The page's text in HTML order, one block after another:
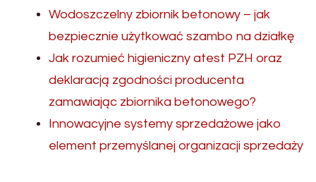
Wodoszczelny zbiornik betonowy – jak
bezpiecznie użytkować szambo na działkę
Jak rozumieć higieniczny atest PZH oraz
deklaracją zgodności producenta
zamawiając zbiornika betonowego?
Innowacyjne systemy sprzedażowe jako
element przemyślanej organizacji sprzedaży